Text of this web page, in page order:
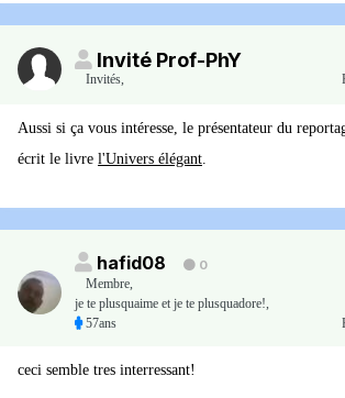
Invité Prof-PhY
Invités
Aussi si ça vous intéresse, le présentateur du
écrit le livre l'Univers élégant
hafid08
0
Membre
je te plusquaime et je te plusquadore!,
57ans
ceci semble tres interressant!